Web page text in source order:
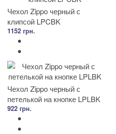
Чехол Zippo черный с
клипсой LPCBK
1152 грн.
Чехол Zippo черный с
петелькой на кнопке LPLBK
922 грн.